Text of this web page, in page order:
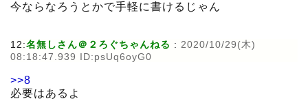
今ならなろうとかで手軽に書けるじゃん
12:名無しさん＠２ろぐちゃんねる : 2020/10/29(木)
08:18:47.939 ID:psUq6oyG0
>>8
必要はあるよ